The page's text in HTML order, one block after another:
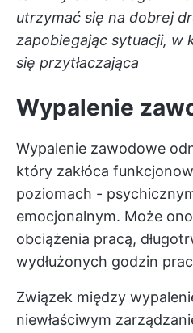
utrzymać się na dobrej
zapobiegając sytuacji, w
się przytłaczająca
Wypalenie
Wypalenie zawodowe
który zakłóca
poziomach -
emocjonalnym. Może
obciążenia pracą,
wydłużonych godzin
Związek między
niewłaściwym